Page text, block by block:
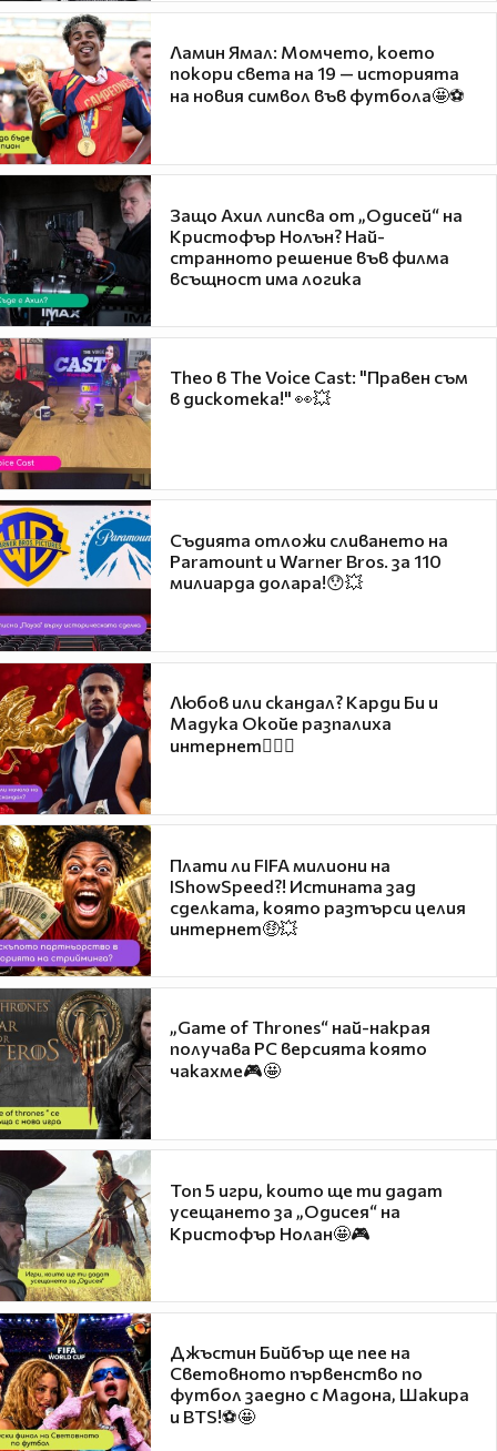
Ламин Ямал: Момчето, което
покори света на 19 — историята
на новия символ във футбола🤩⚽
Защо Ахил липсва от „Одисей“ на
Кристофър Нолън? Най-
странното решение във филма
всъщност има логика
Theo в The Voice Cast: "Правен съм
в дискотека!" 👀💥
Съдията отложи сливането на
Paramount и Warner Bros. за 110
милиарда долара!😯💥
Любов или скандал? Карди Би и
Мадука Окойе разпалиха
интернет❤️‍🔥🔥
Плати ли FIFA милиони на
IShowSpeed?! Истината зад
сделката, която разтърси целия
интернет🤑💥
„Game of Thrones“ най-накрая
получава PC версията която
чакахме🎮🤩
Топ 5 игри, които ще ти дадат
усещането за „Одисея“ на
Кристофър Нолан🤩🎮
Джъстин Бийбър ще пее на
Световното първенство по
футбол заедно с Мадона, Шакира
и BTS!⚽🤩